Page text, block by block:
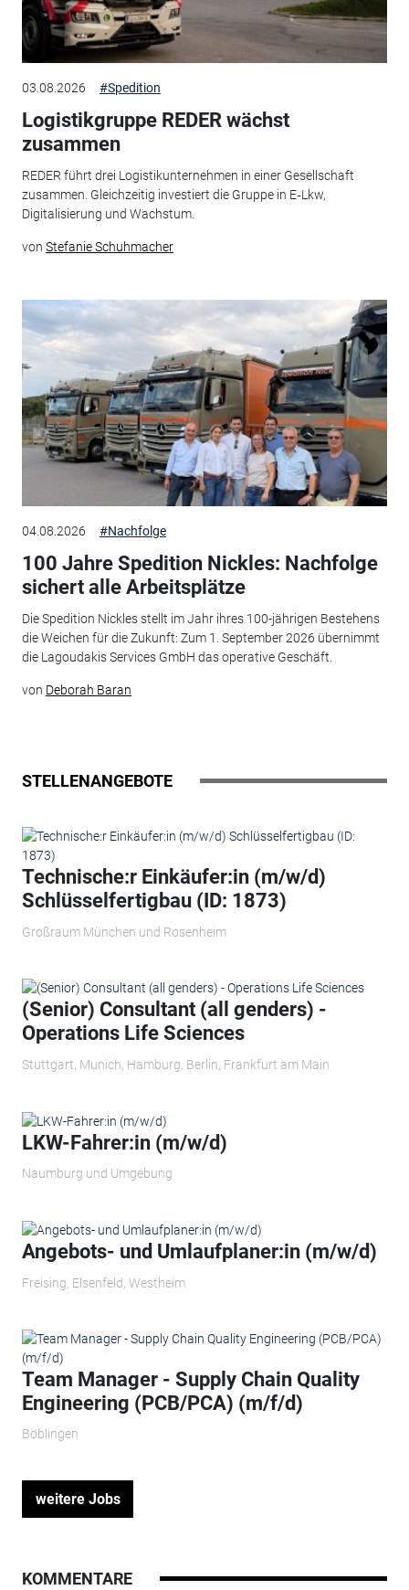
03.08.2026 #Spedition
Logistikgruppe REDER wächst
zusammen
REDER führt drei Logistikunternehmen in einer Gesellschaft
zusammen. Gleichzeitig investiert die Gruppe in E‑Lkw,
Digitalisierung und Wachstum.
von Stefanie Schuhmacher
04.08.2026 #Nachfolge
100 Jahre Spedition Nickles: Nachfolge
sichert alle Arbeitsplätze
Die Spedition Nickles stellt im Jahr ihres 100-jährigen Bestehens
die Weichen für die Zukunft: Zum 1. September 2026 übernimmt
die Lagoudakis Services GmbH das operative Geschäft.
von Deborah Baran
STELLENANGEBOTE
Technische:r Einkäufer:in (m/w/d)
Schlüsselfertigbau (ID: 1873)
Großraum München und Rosenheim
(Senior) Consultant (all genders) -
Operations Life Sciences
Stuttgart, Munich, Hamburg, Berlin, Frankfurt am Main
LKW-Fahrer:in (m/w/d)
Naumburg und Umgebung
Angebots- und Umlaufplaner:in (m/w/d)
Freising, Elsenfeld, Westheim
Team Manager - Supply Chain Quality
Engineering (PCB/PCA) (m/f/d)
Böblingen
weitere Jobs
KOMMENTARE